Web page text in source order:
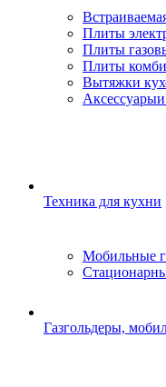
Плиты
Плиты
Плиты
Вытяжки
Техника для кухни
Мобильные
Газгольдеры,